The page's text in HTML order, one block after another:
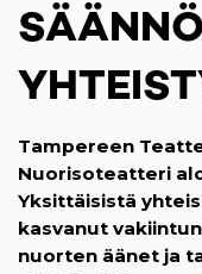
Tampereen
Nuorisoteatteri
Yksittäisistä
kasvanut
nuorten äänet ja